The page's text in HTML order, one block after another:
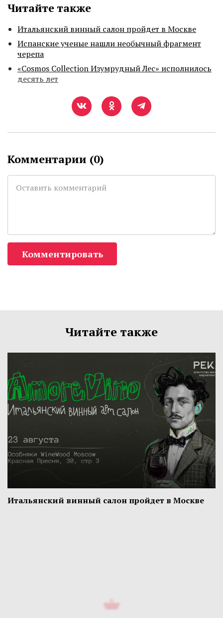
Читайте также
Итальянский винный салон пройдет в Москве
Испанские ученые нашли необычный фрагмент
черепа
«Cosmos Collection Изумрудный Лес» исполнилось
десять лет
Комментарии (0)
Комментировать
Читайте также
Итальянский винный салон пройдет в Москве